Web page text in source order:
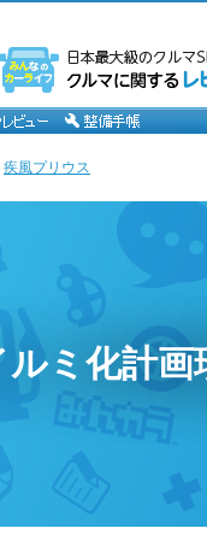
疾風プリウス
ミ化計